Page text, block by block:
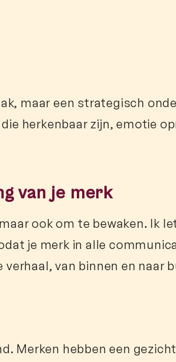
maar een strategisch
herkenbaar zijn, emotie
van je merk
ook om te bewaken. Ik
je merk in alle
van binnen en naar
Merken hebben een